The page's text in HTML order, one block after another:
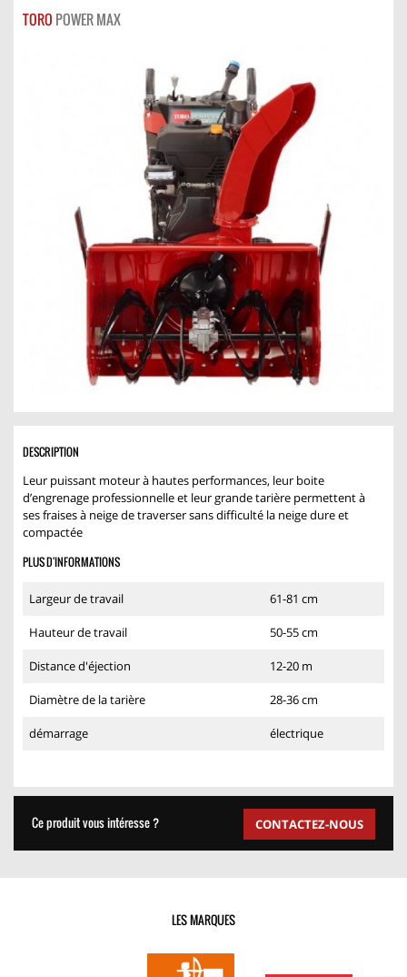
TORO POWER MAX
DESCRIPTION
Leur puissant moteur à hautes performances, leur boite
d’engrenage professionnelle et leur grande tarière permettent à
ses fraises à neige de traverser sans difficulté la neige dure et
compactée
PLUS D'INFORMATIONS
Largeur de travail 61-81 cm
Hauteur de travail 50-55 cm
Distance d'éjection 12-20 m
Diamètre de la tarière 28-36 cm
démarrage électrique
CONTACTEZ-NOUS
Ce produit vous intéresse ?
LES MARQUES